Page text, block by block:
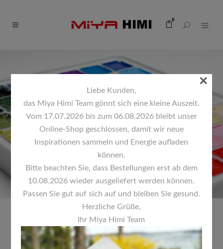
0
COOKIE-RICHTLINIE
(EU)
[cmplz-document type=“cookie-
Liebe Kunden,
das Miya Himi Team gönnt sich eine kleine Auszeit.
Vom 17.07.2026 bis zum 06.08.2026 bleibt unser
Online-Shop geschlossen, damit wir neue
Inspirationen sammeln und Energie aufladen
können.
Bitte beachten Sie, dass Bestellungen erst ab dem
10.08.2026 wieder ausgeliefert werden können.
Passen Sie gut auf sich auf und bleiben Sie gesund.
Herzliche Grüße,
Ihr Miya Himi Team
×